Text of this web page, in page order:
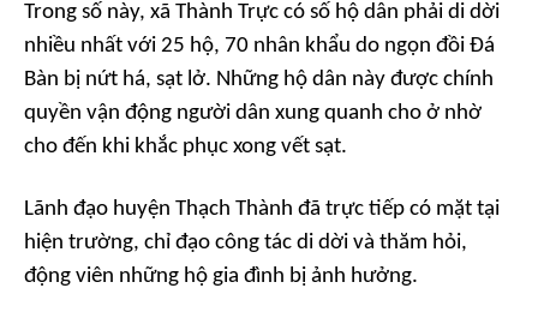
Trong số này, xã Thành Trực có số hộ dân phải di dời
nhiều nhất với 25 hộ, 70 nhân khẩu do ngọn đồi Đá
Bàn bị nứt há, sạt lở. Những hộ dân này được chính
quyền vận động người dân xung quanh cho ở nhờ
cho đến khi khắc phục xong vết sạt.
Lãnh đạo huyện Thạch Thành đã trực tiếp có mặt tại
hiện trường, chỉ đạo công tác di dời và thăm hỏi,
động viên những hộ gia đình bị ảnh hưởng.